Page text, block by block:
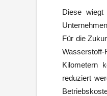
Diese
Für die
Kilometern
reduziert